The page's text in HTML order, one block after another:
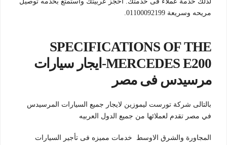
مريحه وسريعة 01100092199.
SPECIFICATIONS OF THE
MERCEDES E200-ايجار سيارات
مرسيدس فى مصر
بالتالى شركة تورست ليموزين لايجار جميع السيارات المرسيدس
في مصر تقدم لعملائها من جميع الدول العربيه
المجاورة والشرق الاوسط خدمات مميزه فى تأجير السيارات